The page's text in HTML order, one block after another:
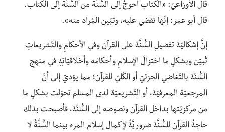
قال الأوزاعيّ: «الكتاب أحوجُ إلى السُّنَّة من السُّنَّة إلى الكتاب.
قال أبو عمر: إنّها تقضي عليه، وتبّين المُراد منه».
إنَّ إشكاليّة تفضيلِ السُّنَّة على القرآن وفي الأحكامِ والتّشريعاتِ
تُبيّن وبشكلٍ ما اختزالَ الإسلامِ وأحكامَه وأخلاقيّاتِهِ في منهجِ
السُّنّة بالتّغاضي الجزئيّ أو الكُليّ للقرآن؛ مما يؤديّ إلى أنّ
المرجعيّة المعرفيّة، أو التّشريعيّة لدى المسلم تحوّلت بشكلٍ ما
من مركزيّتها بداخل القرآن ونصوصه إلى السُّنّة، فأصبحت بذلك
حاجةُ القرآن للسُّنَّة ضروريَّةً لإكمال إسلام المرء بينما السُّنَّةُ لا